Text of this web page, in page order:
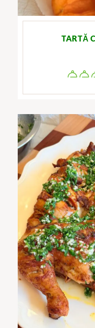
TARTĂ